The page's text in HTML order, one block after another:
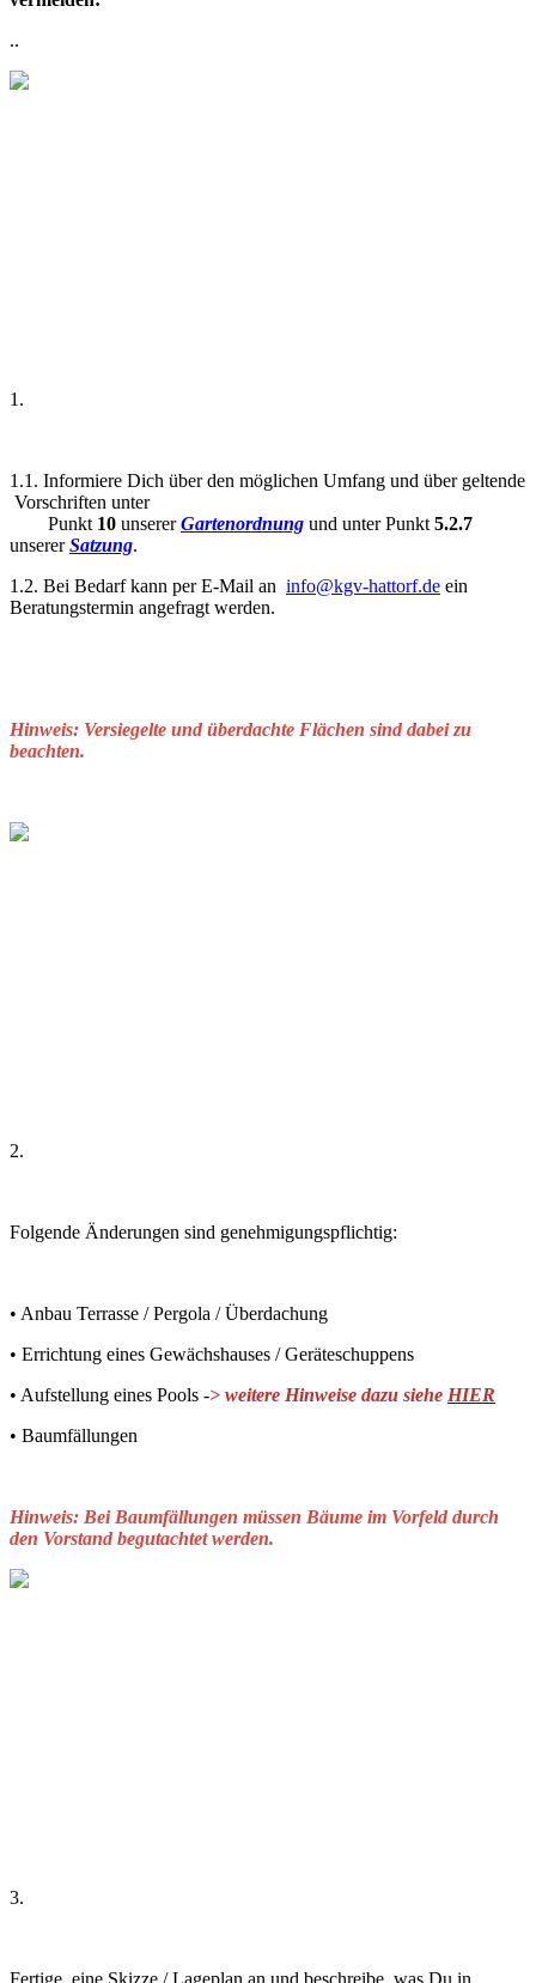
..
1.
1.1. Informiere Dich über den möglichen Umfang und über geltende
Vorschriften unter
Punkt 10 unsererGartenordnung und unter Punkt 5.2.7
unsererSatzung.
1.2. Bei Bedarf kann per E-Mail an info@kgv-hattorf.de ein
Beratungstermin angefragt werden.
Hinweis: Versiegelte und überdachte Flächen sind dabei zu
beachten.
2.
Folgende Änderungen sind genehmigungspflichtig:
• Anbau Terrasse / Pergola / Überdachung
• Errichtung eines Gewächshauses / Geräteschuppens
• Aufstellung eines Pools -> weitere Hinweise dazu siehe HIER
• Baumfällungen
Hinweis: Bei Baumfällungen müssen Bäume im Vorfeld durch
den Vorstand begutachtet werden.
3.
Fertige eine Skizze / Lageplan an und beschreibe, was Du in